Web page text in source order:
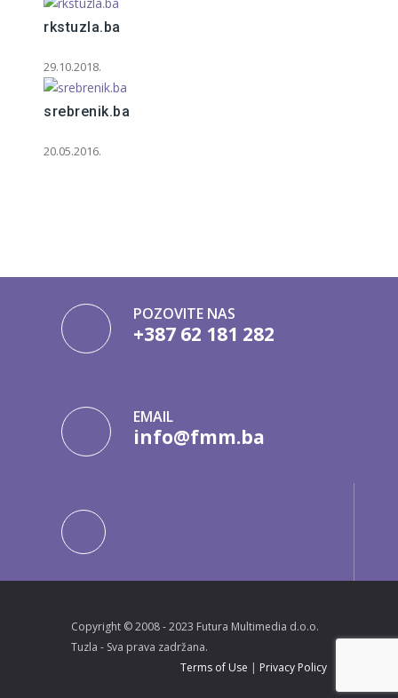
rkstuzla.ba
29.10.2018.
srebrenik.ba
20.05.2016.
POZOVITE NAS
+387 62 181 282
EMAIL
info@fmm.ba
Copyright © 2008 - 2023 Futura Multimedia d.o.o.
Tuzla - Sva prava zadržana.
Terms of Use | Privacy Policy